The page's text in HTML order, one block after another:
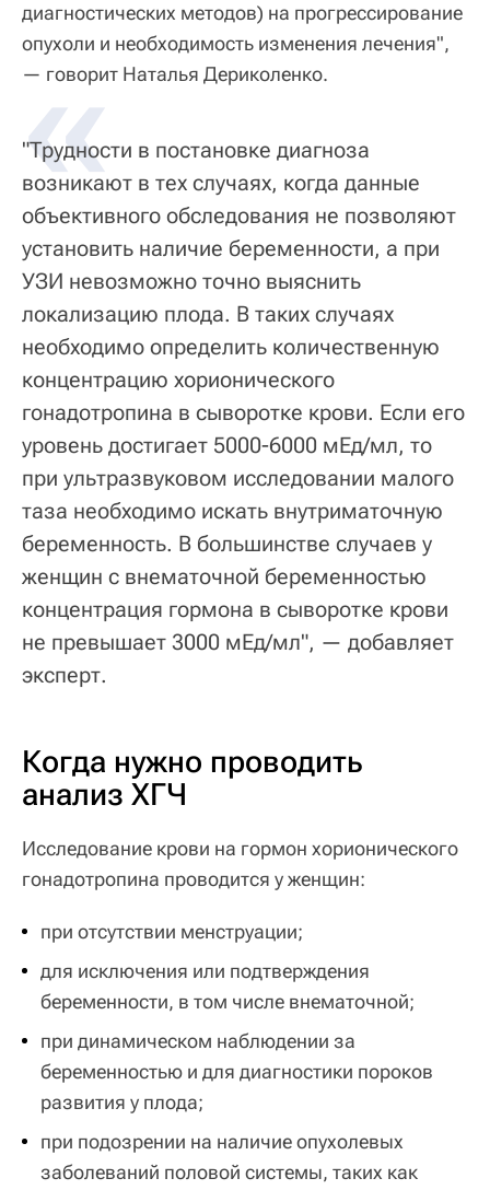
диагностических методов) на прогрессирование
опухоли и необходимость изменения лечения",
— говорит Наталья Дериколенко.
«
"Трудности в постановке диагноза
возникают в тех случаях, когда данные
объективного обследования не позволяют
установить наличие беременности, а при
УЗИ невозможно точно выяснить
локализацию плода. В таких случаях
необходимо определить количественную
концентрацию хорионического
гонадотропина в сыворотке крови. Если его
уровень достигает 5000-6000 мЕд/мл, то
при ультразвуковом исследовании малого
таза необходимо искать внутриматочную
беременность. В большинстве случаев у
женщин с внематочной беременностью
концентрация гормона в сыворотке крови
не превышает 3000 мЕд/мл", — добавляет
эксперт.
Когда нужно проводить
анализ ХГЧ
Исследование крови на гормон хорионического
гонадотропина проводится у женщин:
при отсутствии менструации;
для исключения или подтверждения
беременности, в том числе внематочной;
при динамическом наблюдении за
беременностью и для диагностики пороков
развития у плода;
при подозрении на наличие опухолевых
заболеваний половой системы, таких как